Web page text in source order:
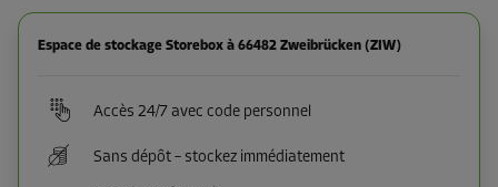
Espace de stockage Storebox à 66482 Zweibrücken (ZIW)
Accès 24/7 avec code personnel
Sans dépôt – stockez immédiatement